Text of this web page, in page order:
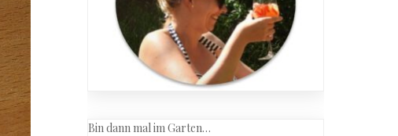
Bin dann mal im Garten…